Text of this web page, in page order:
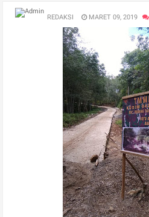
REDAKSI MARET 09, 2019